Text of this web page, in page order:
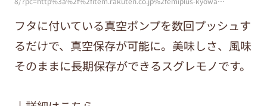
フタに付いている真空ポンプを数回プッシュす
るだけで、真空保存が可能に。美味しさ、風味
そのままに長期保存ができるスグレモノです。